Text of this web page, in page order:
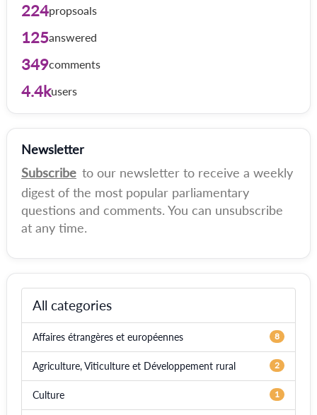
224propsoals
125answered
349comments
4.4kusers
Newsletter
Subscribe to our newsletter to receive a weekly
digest of the most popular parliamentary
questions and comments. You can unsubscribe
at any time.
All categories
Affaires étrangères et européennes 8
Agriculture, Viticulture et Développement rural 2
Culture 1